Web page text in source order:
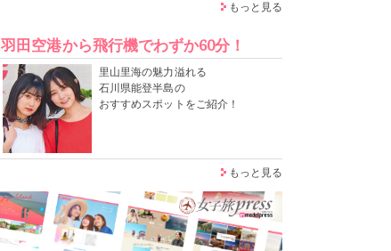
もっと見る
羽田空港から飛行機でわずか60分！
里山里海の魅力溢れる
石川県能登半島の
おすすめスポットをご紹介！
もっと見る